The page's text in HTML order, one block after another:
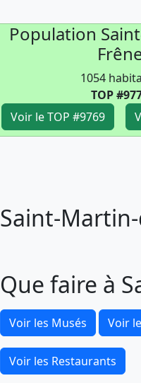
Population
1054
TOP
Voir le TOP #9769
Saint-
Que faire à
Voir les Musés Voir
Voir les Restaurants